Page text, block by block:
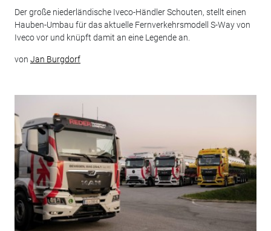
Der große niederländische Iveco-Händler Schouten, stellt einen
Hauben-Umbau für das aktuelle Fernverkehrsmodell S-Way von
Iveco vor und knüpft damit an eine Legende an.
von Jan Burgdorf